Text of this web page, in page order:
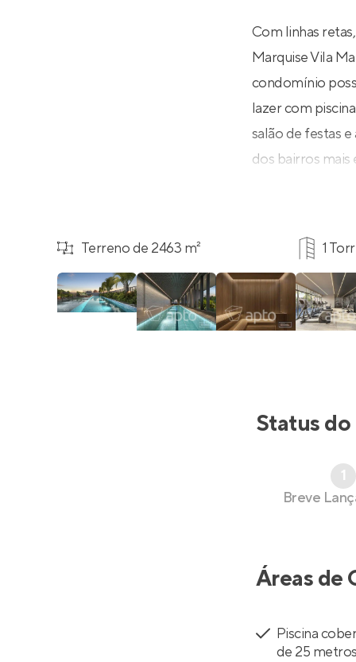
Com linhas
Marquise Vila
condomínio
lazer com
salão de festas
dos bairros
Terreno de 2463 m² 1
Status do
1
Breve
Áreas de
Piscina
de 25